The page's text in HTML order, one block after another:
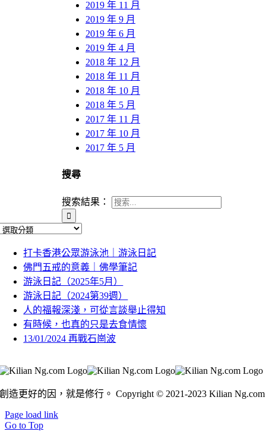
2019 年 11 月
2019 年 9 月
2019 年 6 月
2019 年 4 月
2018 年 12 月
2018 年 11 月
2018 年 10 月
2018 年 5 月
2017 年 11 月
2017 年 10 月
2017 年 5 月
搜尋
搜索結果：
打卡香港公眾游泳池｜游泳日記
佛門五戒的意義｜佛學筆記
游泳日記（2025年5月）
游泳日記（2024第39週）
人的福報深淺，可從言談舉止得知
有時候，也真的只是去食情懷
13/01/2024 再戰石崗波
創造更好的因，就是修行。 Copyright © 2021-2023 Kilian Ng.com
Page load link
Go to Top